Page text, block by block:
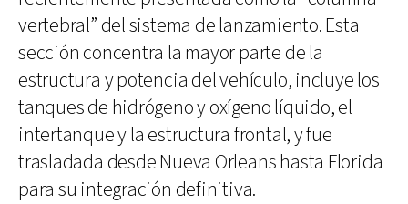
vertebral” del sistema de lanzamiento. Esta
sección concentra la mayor parte de la
estructura y potencia del vehículo, incluye los
tanques de hidrógeno y oxígeno líquido, el
intertanque y la estructura frontal, y fue
trasladada desde Nueva Orleans hasta Florida
para su integración definitiva.